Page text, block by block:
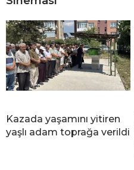
Kazada yaşamını yitiren
yaşlı adam toprağa verildi